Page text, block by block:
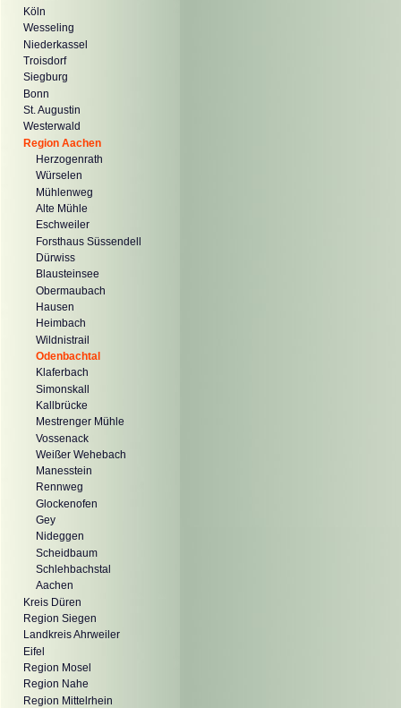
Köln
Wesseling
Niederkassel
Troisdorf
Siegburg
Bonn
St. Augustin
Westerwald
Region Aachen
Herzogenrath
Würselen
Mühlenweg
Alte Mühle
Eschweiler
Forsthaus Süssendell
Dürwiss
Blausteinsee
Obermaubach
Hausen
Heimbach
Wildnistrail
Odenbachtal
Klaferbach
Simonskall
Kallbrücke
Mestrenger Mühle
Vossenack
Weißer Wehebach
Manesstein
Rennweg
Glockenofen
Gey
Nideggen
Scheidbaum
Schlehbachstal
Aachen
Kreis Düren
Region Siegen
Landkreis Ahrweiler
Eifel
Region Mosel
Region Nahe
Region Mittelrhein